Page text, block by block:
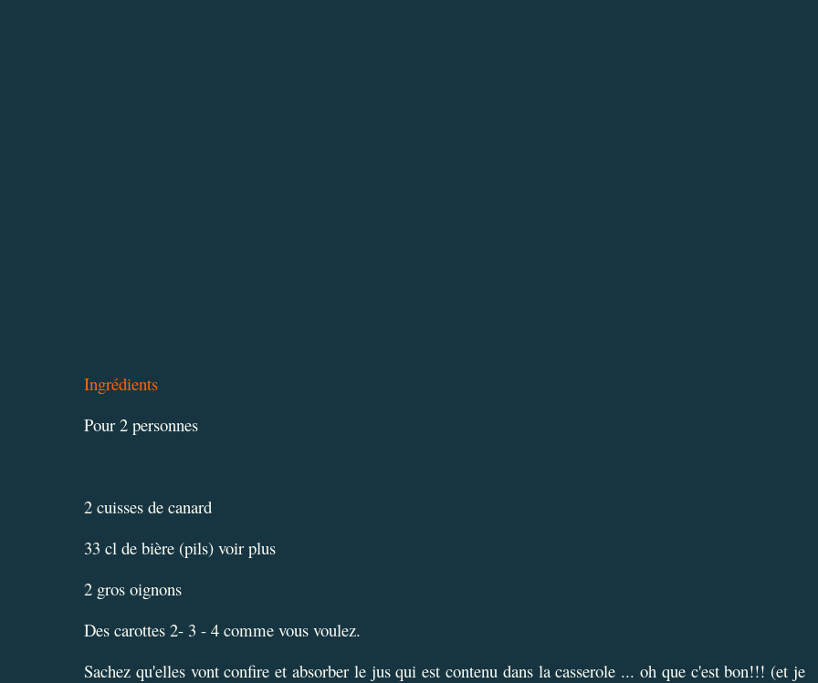
Ingrédients
Pour 2 personnes
2 cuisses de canard
33 cl de bière (pils) voir plus
2 gros oignons
Des carottes 2- 3 - 4 comme vous voulez.
Sachez qu'elles vont confire et absorber le jus qui est contenu dans la casserole ... oh que c'est bon!!! (et je